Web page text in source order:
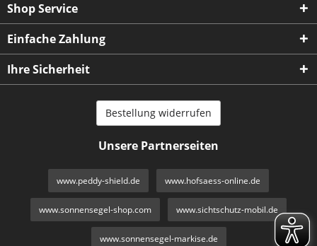
Shop Service
Einfache Zahlung
Ihre Sicherheit
Bestellung widerrufen
Unsere Partnerseiten
www.peddy-shield.de www.hofsaess-online.de
www.sonnensegel-shop.com www.sichtschutz-mobil.de
www.sonnensegel-markise.de